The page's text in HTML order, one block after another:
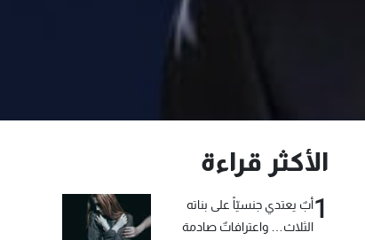
الأكثر قراءة
1أبٌ يعتدي جنسيّاً على بناته
الثلاث… واعترافاتٌ صادمة